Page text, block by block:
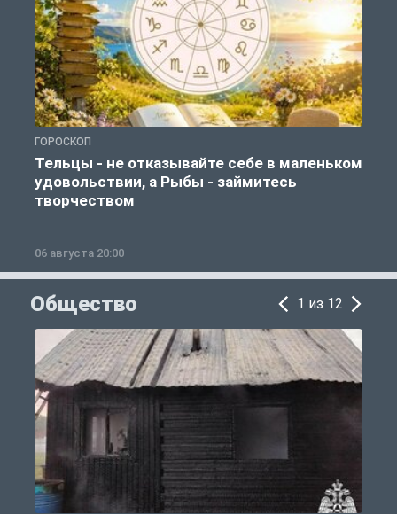
ГОРОСКОП
Тельцы - не отказывайте себе в маленьком
удовольствии, а Рыбы - займитесь
творчеством
06 августа 20:00
Общество 1 из 12